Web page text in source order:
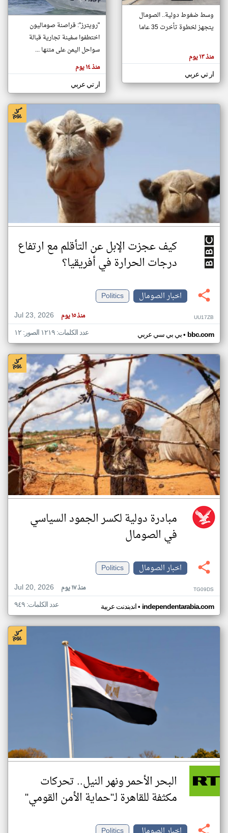
تغيير الدولة
مصادر الأخبار من الصومال
اخبار الصومال على مدار الساعة
أهم اخبار الصومال العاجلة والمباشرة
المقالات
الموجوده
هنا عن
وجهة
كاتبيها.
وسط ضغوط دولية.. الصومال
يتجهز لخطوة تأخرت 35 عاما
منذ ١٣ يوم
ار تي عربي
"رويترز": قراصنة صوماليون
اختطفوا سفينة تجارية قبالة
سواحل اليمن على متنها ...
منذ ١٤ يوم
ار تي عربي
كيف عجزت الإبل عن التأقلم مع ارتفاع
درجات الحرارة في أفريقيا؟
اخبار الصومال
Politics
Jul 23, 2026
منذ ١٥ يوم UU17ZB
بي بي سي عربي• bbc.com عدد الكلمات: ١٢١٩ الصور: ١٢
مبادرة دولية لكسر الجمود السياسي
في الصومال
اخبار الصومال
Politics
Jul 20, 2026
منذ ١٧ يوم TG09DS
اندبندنت عربية• independentarabia.com عدد الكلمات: ٩٤٩
البحر الأحمر ونهر النيل.. تحركات
مكثفة للقاهرة لـ"حماية الأمن القومي"
klyoum.com